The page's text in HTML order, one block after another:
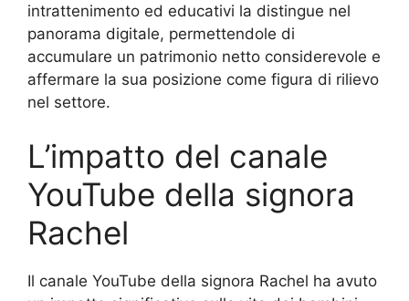
intrattenimento ed educativi la distingue nel
panorama digitale, permettendole di
accumulare un patrimonio netto considerevole e
affermare la sua posizione come figura di rilievo
nel settore.
L’impatto del canale
YouTube della signora
Rachel
Il canale YouTube della signora Rachel ha avuto